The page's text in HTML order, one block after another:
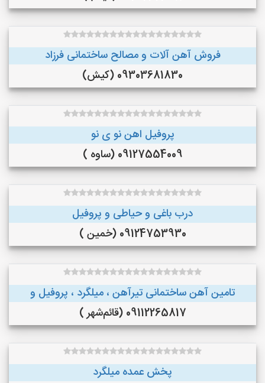
فروش آهن آلات و مصالح ساختمانی فرزاد
09303681830 (کیش)
پروفیل اهن نو ی نو
09127554009 (ساوه )
درب باغی و حیاطی و پروفیل
09124753930 (خمین )
تامین آهن ساختمانی تیرآهن ، میلگرد ، پروفیل و
09112265817 (قائم‌شهر )
پخش عمده میلگرد